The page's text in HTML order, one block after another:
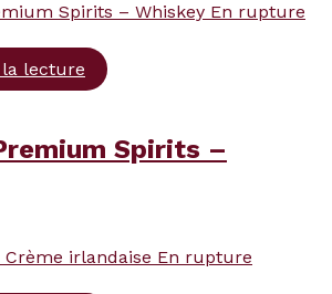
En rupture
lecture
Spirits –
En rupture